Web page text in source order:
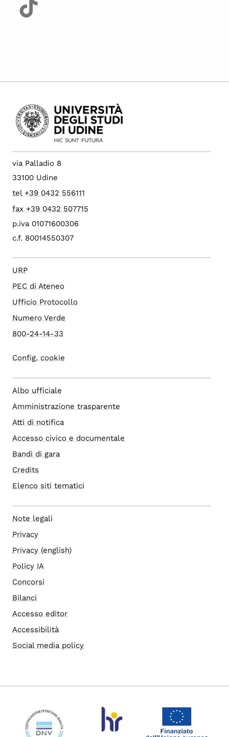
via Palladio 8
33100 Udine
tel +39 0432 556111
fax +39 0432 507715
p.iva 01071600306
c.f. 80014550307
URP
PEC di Ateneo
Ufficio Protocollo
Numero Verde
800-24-14-33
Config. cookie
Albo ufficiale
Amministrazione trasparente
Atti di notifica
Accesso civico e documentale
Bandi di gara
Credits
Elenco siti tematici
Note legali
Privacy
Privacy (english)
Policy IA
Concorsi
Bilanci
Accesso editor
Accessibilità
Social media policy